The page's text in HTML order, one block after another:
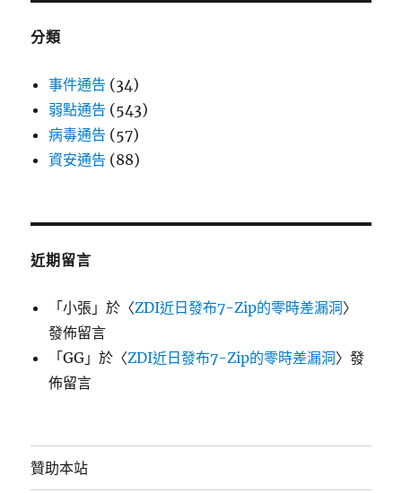
分類
事件通告 (34)
弱點通告 (543)
病毒通告 (57)
資安通告 (88)
近期留言
「小張 」於〈ZDI近日發布7-Zip的零時差漏洞〉
發佈留言
「GG 」於〈ZDI近日發布7-Zip的零時差漏洞〉發
佈留言
贊助本站